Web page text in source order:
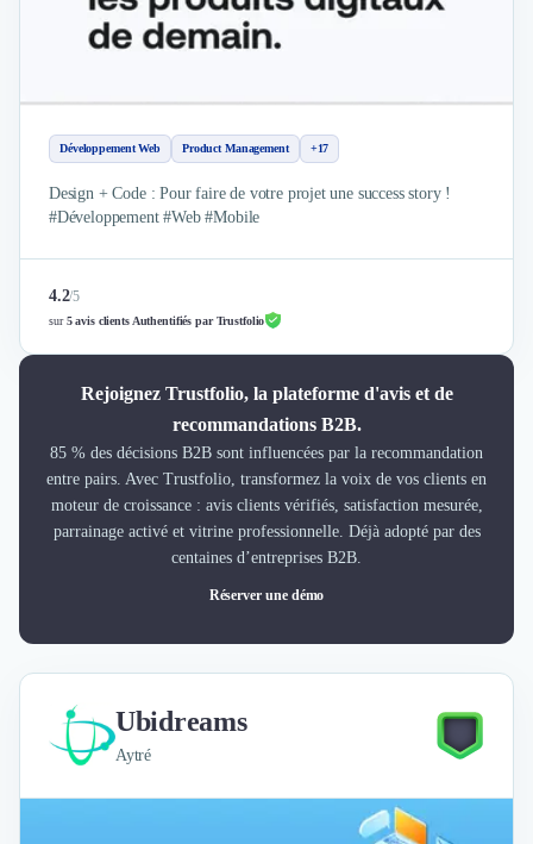
Développement Web Product Management +17
Design + Code : Pour faire de votre projet une success story !
#Développement #Web #Mobile
4.2/5
sur5 avis clients Authentifiés par Trustfolio
Rejoignez Trustfolio, la plateforme d'avis et de
recommandations B2B.
85 % des décisions B2B sont influencées par la recommandation
entre pairs. Avec Trustfolio, transformez la voix de vos clients en
moteur de croissance : avis clients vérifiés, satisfaction mesurée,
parrainage activé et vitrine professionnelle. Déjà adopté par des
centaines d’entreprises B2B.
Réserver une démo
Ubidreams
Aytré